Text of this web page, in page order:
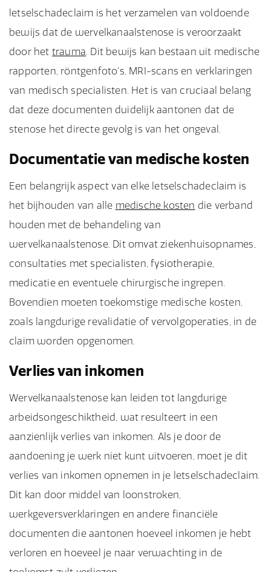
letselschadeclaim is het verzamelen van voldoende
bewijs dat de wervelkanaalstenose is veroorzaakt
door het trauma. Dit bewijs kan bestaan uit medische
rapporten, röntgenfoto’s, MRI-scans en verklaringen
van medisch specialisten. Het is van cruciaal belang
dat deze documenten duidelijk aantonen dat de
stenose het directe gevolg is van het ongeval.
Documentatie van medische kosten
Een belangrijk aspect van elke letselschadeclaim is
het bijhouden van alle medische kosten die verband
houden met de behandeling van
wervelkanaalstenose. Dit omvat ziekenhuisopnames,
consultaties met specialisten, fysiotherapie,
medicatie en eventuele chirurgische ingrepen.
Bovendien moeten toekomstige medische kosten,
zoals langdurige revalidatie of vervolgoperaties, in de
claim worden opgenomen.
Verlies van inkomen
Wervelkanaalstenose kan leiden tot langdurige
arbeidsongeschiktheid, wat resulteert in een
aanzienlijk verlies van inkomen. Als je door de
aandoening je werk niet kunt uitvoeren, moet je dit
verlies van inkomen opnemen in je letselschadeclaim.
Dit kan door middel van loonstroken,
werkgeversverklaringen en andere financiële
documenten die aantonen hoeveel inkomen je hebt
verloren en hoeveel je naar verwachting in de